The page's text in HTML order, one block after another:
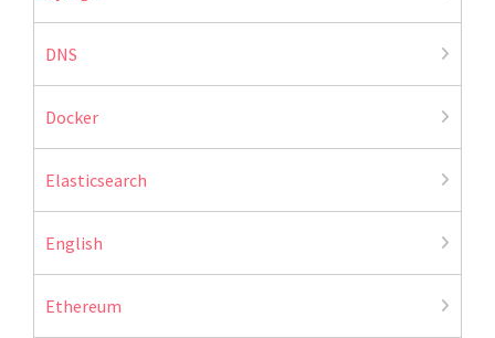
DNS
Docker
Elasticsearch
English
Ethereum